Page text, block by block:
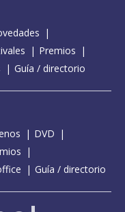
Premios
Guía / directorio
DVD
Guía / directorio